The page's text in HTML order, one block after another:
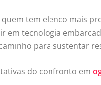
tem elenco mais
em tecnologia
para sustentar
do confronto em